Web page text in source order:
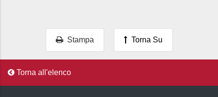
Stampa Torna Su
Torna all'elenco